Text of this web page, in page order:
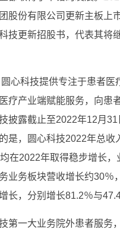
股份有限公司更新主板上
技更新招股书，代表其将
心科技提供专注于患者
疗产业端赋能服务，向患
披露截止至2022年12月
是，圆心科技2022年总收
在2022年取得稳步增长
业务板块营收增长约30％
长，分别增长81.2％与47.4
第一大业务院外患者服务